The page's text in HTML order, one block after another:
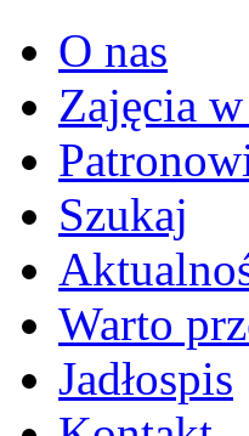
O nas
Zajęcia
Szukaj
Warto
Jadłospis